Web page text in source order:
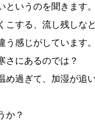
というのを聞きます
こする、流し残しな
う感じがしています
さにあるのでは？
め過ぎて、加湿が追
か？